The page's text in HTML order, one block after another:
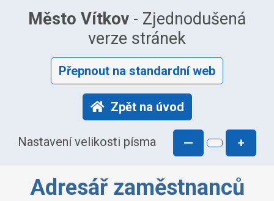
Město Vítkov - Zjednodušená
verze stránek
Přepnout na standardní web
Zpět na úvod
Nastavení velikosti písma — +
Adresář zaměstnanců